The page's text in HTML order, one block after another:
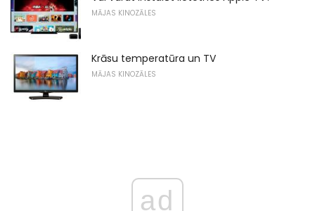
MĀJAS KINOZĀLES
Krāsu temperatūra un TV
MĀJAS KINOZĀLES
ad